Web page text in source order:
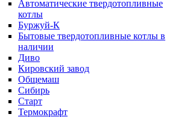
Автоматические твердотопливные
котлы
Буржуй-К
Бытовые твердотопливные котлы в
наличии
Диво
Кировский завод
Общемаш
Сибирь
Старт
Термокрафт